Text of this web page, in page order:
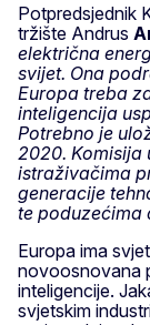
Potpredsjednik
tržište Andrus
električna
svijet. Ona
Europa treba
inteligencija
Potrebno je
2020. Komisija
istraživačima
generacije
te poduzećima
Europa ima
novoosnovana
inteligencije.
svjetskim